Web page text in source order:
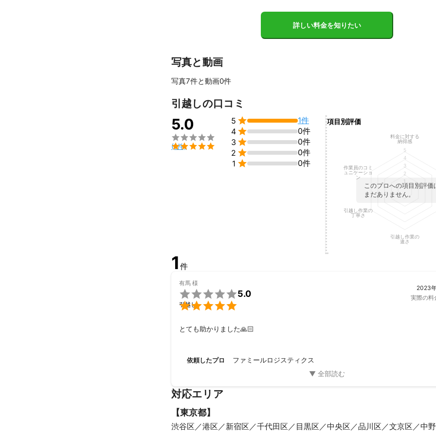
【ベッド、デスク、スチールラック等の注意点】
分解してからお出しください、別途3,000円にて分解も承ります
事前に配線、給水、排水の接続を外してご準備ください
取外しは無料でございますが、設置は2,000円から承ります
ユーチューブなどで接続方法も出ておりますので、ご自身で
なされる場合は無料です
輸送は可能ですが、取外と設置は対応しておりません
【搬出・搬入】
タワーマンション、団地、大型マンション等のお引越しは、駐車スペースの確保をお
理組合へ事前にご相談ください
格安引越のため、お客様のお手伝いをお願いしております。大きなものや重いものはお
い。階段での大型荷物はご一緒に運びますためご協力をお願いします
大型家電につきましては、リサイクルセンターへの持込代行を承ります
【悪天候、災害時の対応】
大雨や台風、他災害時の安全が担保できない状況の作業は実施いたしません。延期や
ただきますが予測できるものは事前にご相談いたします
【トラブル時の対応】
弊社、法務担当の弁護士にて円滑に進めさせていただきますのでご安心下さい
【オプション料金表】　税込表記
・洗濯機取付　2,000円(追加資材不要の接続のみ)
・階段移動　1階につき　2,000円
・お客様自身の作業手伝い無し　5,000円
・処分大型家電リサイクル持込代行　別途お見積
・処分大型家電リサイクル料　実費
・テレビ、ビデオ配線　2,000円
詳しい料金を知りたい
写真と動画
写真7件と動画0件
引越しの口コミ
5.0


(1件)
5 
1件
4 
0件
3 
0件
2 
0件
1  0件
項目別評価
このプロへの項目別評価
まだありません。
料金に対する
納得感
引越し作業の
速さ
引越し作業の
丁寧さ
作業員のコミ
ュニケーショ
ン
1
2
3
4
5
1 件
有馬 様


5.0
引越し
2023
実際の料
とても助かりました🙏🏻
依頼したプロ ファミールロジスティクス
対応エリア
【東京都】
渋谷区 港区 新宿区 千代田区 目黒区 中央区 品川区 文京区 中